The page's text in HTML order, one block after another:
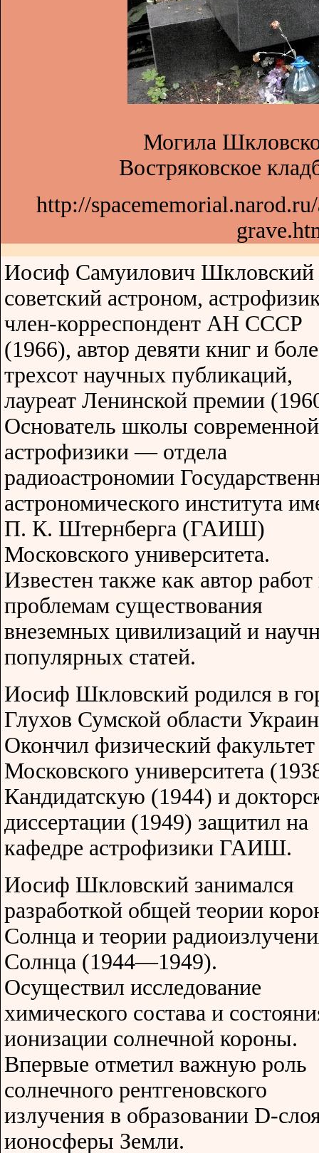
Могила
Востряковское
http://
Иосиф Самуилович
советский астроном,
член-корреспондент АН СССР
(1966), автор девяти книг и
трехсот научных публикаций,
лауреат Ленинской премии
Основатель школы современной
астрофизики — отдела
радиоастрономии
астрономического института
П. К. Штернберга (ГАИШ)
Московского университета.
Известен также как автор
проблемам существования
внеземных цивилизаций и
популярных статей.
Иосиф Шкловский родился в
Глухов Сумской области
Окончил физический факультет
Московского университета
Кандидатскую (1944) и
диссертации (1949) защитил на
кафедре астрофизики ГАИШ.
Иосиф Шкловский занимался
разработкой общей теории
Солнца и теории
Солнца (1944—1949).
Осуществил исследование
химического состава и
ионизации солнечной короны.
Впервые отметил важную роль
солнечного рентгеновского
излучения в образовании D-
ионосферы Земли.